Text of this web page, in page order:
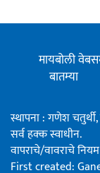
मायबोली
बातम्या
स्थापना : गणेश चतुर्थी,
सर्व हक्क स्वाधीन.
वापराचे/वावराचे नियम
First created: